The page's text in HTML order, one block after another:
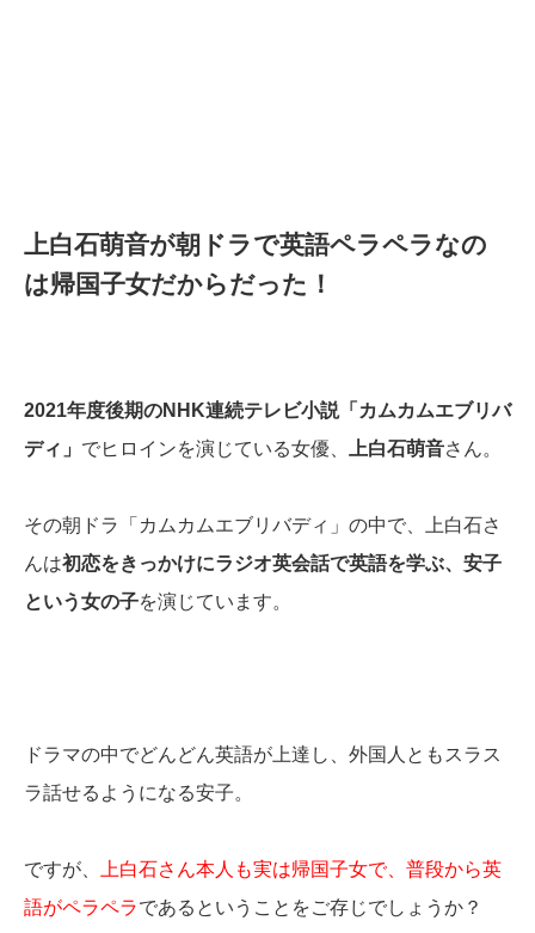
上白石萌音が朝ドラで英語ペラペラなの
は帰国子女だからだった！
2021年度後期のNHK連続テレビ小説「カムカムエブリバ
ディ」 でヒロインを演じている女優、 上白石萌音さん。
その朝ドラ「カムカムエブリバディ」の中で、上白石さ
んは初恋をきっかけにラジオ英会話で英語を学ぶ、安子
という女の子を演じています。
ドラマの中でどんどん英語が上達し、外国人ともスラス
ラ話せるようになる安子。
ですが、
上白石さん本人も実は帰国子女で、普段から英
語がペラペラであるということをご存じでしょうか？